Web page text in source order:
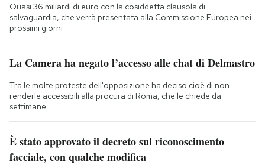
Quasi 36 miliardi di euro con la cosiddetta clausola di
salvaguardia, che verrà presentata alla Commissione Europea nei
prossimi giorni
La Camera ha negato l’accesso alle chat di Delmastro
Tra le molte proteste dell'opposizione ha deciso cioè di non
renderle accessibili alla procura di Roma, che le chiede da
settimane
È stato approvato il decreto sul riconoscimento
facciale, con qualche modifica